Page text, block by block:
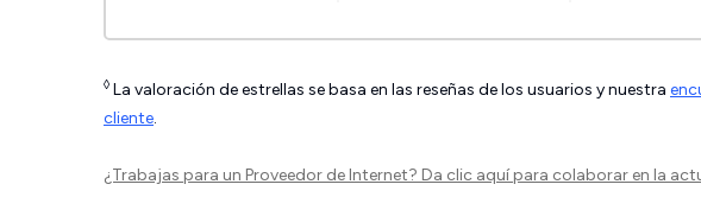
◊ La valoración de estrellas se basa en las reseñas de los usuarios y nuestra
cliente.
¿Trabajas para un Proveedor de Internet? Da clic aquípara colaborar en la